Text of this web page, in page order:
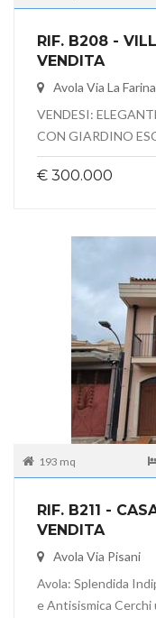
RIF. B208 -
VENDITA
Avola Via La Farina
VENDESI:
CON GIARDINO
€ 300.000
193 mq
RIF. B211 -
VENDITA
Avola Via Pisani
Avola: Splendida
e Antisismica Cerchi